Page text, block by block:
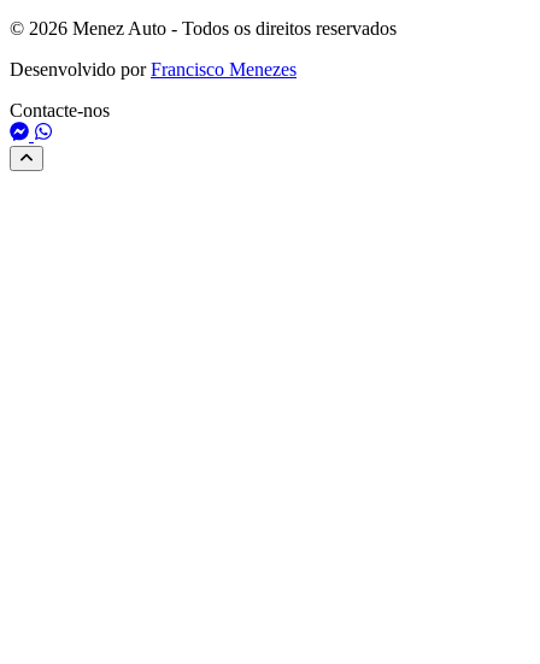
© 2026 Menez Auto - Todos os direitos reservados
Desenvolvido porFrancisco Menezes
Contacte-nos